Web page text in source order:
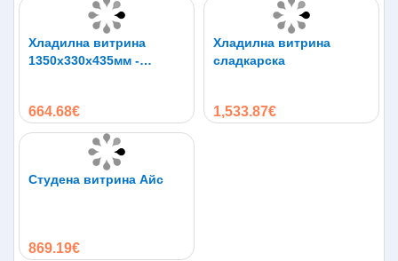
Хладилна витрина
1350х330х435мм -
664.68€
Хладилна витрина
сладкарска
1,533.87€
Студена витрина Айс
869.19€